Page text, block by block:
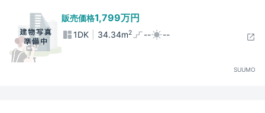
販売価格1,799万円
1DK 34.34m2 -- --
SUUMO